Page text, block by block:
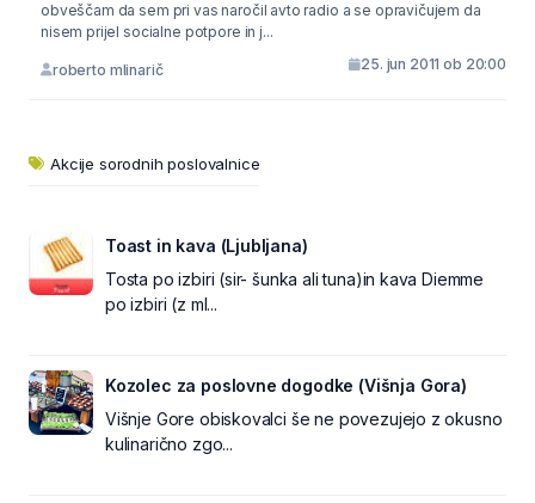
obveščam da sem pri vas naročil avto radio a se opravičujem da
nisem prijel socialne potpore in j...
roberto mlinarič 25. jun 2011 ob 20:00
Akcije sorodnih poslovalnice
Toast in kava (Ljubljana)
Tosta po izbiri (sir- šunka ali tuna)in kava Diemme
po izbiri (z ml...
Kozolec za poslovne dogodke (Višnja Gora)
Višnje Gore obiskovalci še ne povezujejo z okusno
kulinarično zgo...